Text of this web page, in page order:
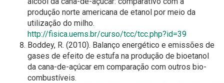
produção norte americana de etanol por meio da
utilização do milho.
http://fisica.uems.br/curso/tcc/tcc.php?id=39
Boddey, R. (2010). Balanço energético e emissões de
gases de efeito de estufa na produção de bioetanol
da cana-de-açúcar em comparação com outros bio-
combustíveis.